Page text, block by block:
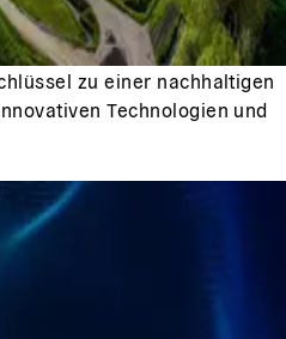
zu einer nachhaltigen
Technologien und